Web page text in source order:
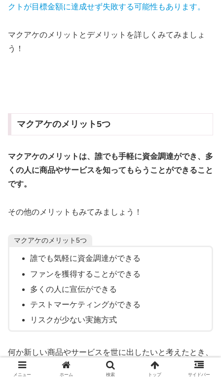
クトが目標金額に達成せず失敗する可能性もあります。
マクアケのメリットとデメリットを詳しくみてみましょ
う！
マクアケのメリット5つ
マクアケのメリットは、誰でも手軽に資金調達ができ、多
くの人に商品やサービスを知ってもらうことができること
です。
その他のメリットもみてみましょう！
マクアケのメリット5つ
誰でも気軽に資金調達ができる
ファンを獲得することができる
多くの人に宣伝ができる
テストマーケティングができる
リスクが少ない実施方式
何か新しい商品やサービスを世に出したいと考えたとき、
銀行から融資を受ける方法が思い浮かぶかもしれません。
メニュー ホーム 検索 トップ サイドバー